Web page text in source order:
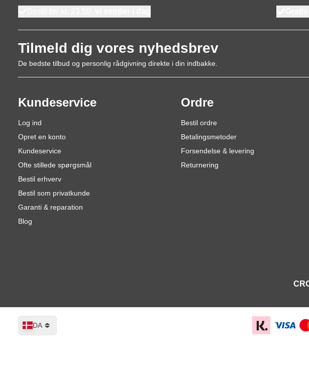
Tilmeld dig vores nyhedsbrev
De bedste tilbud og personlig rådgivning direkte i din indbakke.
Kundeservice
Log ind
Opret en konto
Kundeservice
Ofte stillede spørgsmål
Bestil erhverv
Bestil som privatkunde
Garanti & reparation
Blog
Ordre
Bestil ordre
Betalingsmetoder
Forsendelse & levering
Returnering
Sprog
DA